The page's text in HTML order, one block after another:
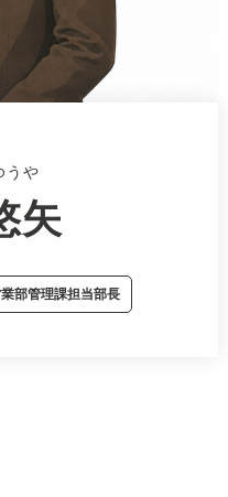
や
矢
部管理課担当部長